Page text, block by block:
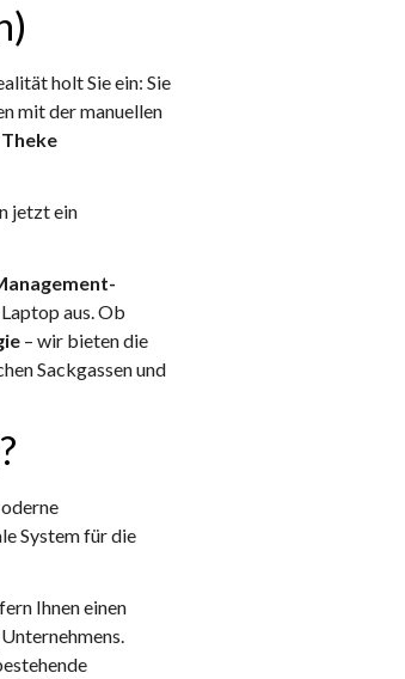
holt Sie ein: Sie
mit der manuellen
jetzt ein
aus. Ob
– wir bieten die
Sackgassen und
System für die
Ihnen einen